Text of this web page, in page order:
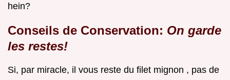
hein?
Conseils de Conservation: On garde
les restes!
Si, par miracle, il vous reste du filet mignon , pas de